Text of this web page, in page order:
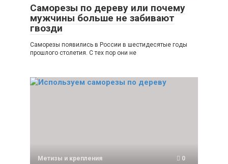
Саморезы по дереву или почему
мужчины больше не забивают
гвозди
Саморезы появились в России в шестидесятые годы
прошлого столетия. С тех пор они не
Метизы и крепления 0